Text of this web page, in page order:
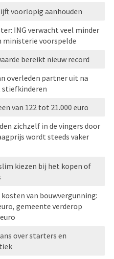
voorlopig aanhouden
ING verwacht veel minder
ministerie voorspelde
bereikt nieuw record
overleden partner uit na
van 122 tot 21.000 euro
zichzelf in de vingers door
wordt steeds vaker
kiezen bij het kopen of
van bouwvergunning:
gemeente verderop
over starters en